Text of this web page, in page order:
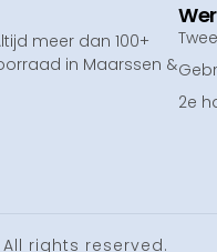
meer dan 100+
in Maarssen &
2e
rights reserved.